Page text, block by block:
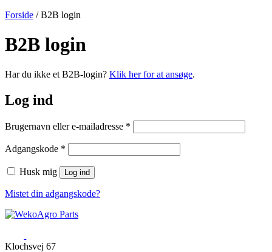
Forside /B2B login
B2B login
Har du ikke et B2B-login? Klik her for at ansøge.
Log ind
Brugernavn eller e-mailadresse *
Adgangskode *
Husk mig Log ind
Mistet din adgangskode?
Klochsvej 67